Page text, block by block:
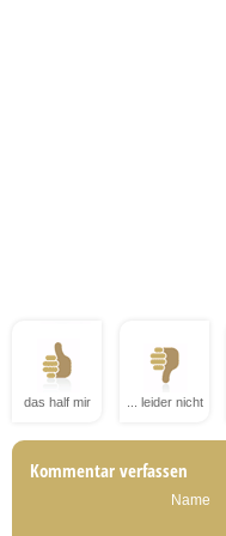
das half mir ... leider nicht
Kommentar verfassen
Name